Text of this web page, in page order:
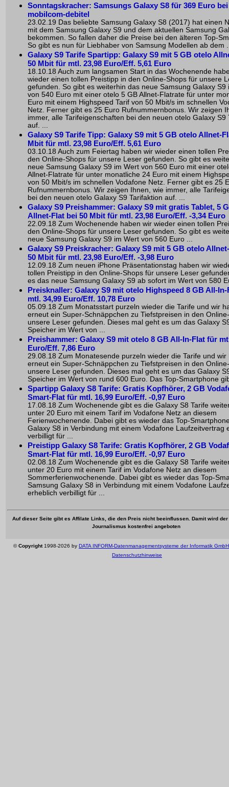
Sonntagskracher: Samsungs Galaxy S8 für 369 Euro bei
mobilcom-debitel
23.02.19 Das beliebte Samsung Galaxy S8 (2017) hat einen
mit dem Samsung Galaxy S9 und dem aktuellen Samsung
bekommen. So fallen daher die Preise bei den älteren Top-
So gibt es nun für Liebhaber von Samsung Modellen ab dem
Galaxy S9 Tarife Spartipp: Galaxy S9 mit 5 GB otelo
50 Mbit für mtl. 23,98 Euro/Eff. 5,61 Euro
18.10.18 Auch zum langsamen Start in das Wochenende
wieder einen tollen Preistipp in den Online-Shops für unsere
gefunden. So gibt es weiterhin das neue Samsung Galaxy S9
von 540 Euro mit einer otelo 5 GB Allnet-Flatrate für unter
Euro mit einem Highspeed Tarif von 50 Mbit/s im schnellen
Netz. Ferner gibt es 25 Euro Rufnummernbonus. Wir zeigen
immer, alle Tarifeigenschaften bei den neuen otelo Galaxy S9
auf. ...
Galaxy S9 Tarife Tipp: Galaxy S9 mit 5 GB otelo Allnet-
Mbit für mtl. 23,98 Euro/Eff. 5,61 Euro
03.10.18 Auch zum Feiertag haben wir wieder einen tollen
den Online-Shops für unsere Leser gefunden. So gibt es
neue Samsung Galaxy S9 im Wert von 560 Euro mit einer
Allnet-Flatrate für unter monatliche 24 Euro mit einem
von 50 Mbit/s im schnellen Vodafone Netz. Ferner gibt es 25
Rufnummernbonus. Wir zeigen Ihnen, wie immer, alle
bei den neuen otelo Galaxy S9 Tarifaktion auf. ...
Galaxy S9 Preishammer: Galaxy S9 mit gratis Tablet, 5
Allnet-Flat bei 50 Mbit für mtl. 23,98 Euro/Eff. -3,34 Euro
22.09.18 Zum Wochenende haben wir wieder einen tollen
den Online-Shops für unsere Leser gefunden. So gibt es
neue Samsung Galaxy S9 im Wert von 560 Euro ...
Galaxy S9 Preiskracher: Galaxy S9 mit 5 GB otelo
50 Mbit für mtl. 23,98 Euro/Eff. -3,98 Euro
12.09.18 Zum neuen iPhone Präsentationstag haben wir
tollen Preistipp in den Online-Shops für unsere Leser
es das neue Samsung Galaxy S9 ab sofort im Wert von 580
Preisknaller: Galaxy S9 mit otelo Highspeed 8 GB All-
mtl. 34,99 Euro/Eff. 10,78 Euro
05.09.18 Zum Monatsstart purzeln wieder die Tarife und wir
erneut ein Super-Schnäppchen zu Tiefstpreisen in den
unsere Leser gefunden. Dieses mal geht es um das Galaxy
Speicher im Wert von ...
Preishammer: Galaxy S9 mit otelo 8 GB All-In-Flat für
Euro/Eff. 7,86 Euro
29.08.18 Zum Monatesende purzeln wieder die Tarife und wir
erneut ein Super-Schnäppchen zu Tiefstpreisen in den
unsere Leser gefunden. Dieses mal geht es um das Galaxy
Speicher im Wert von rund 600 Euro. Das Top-Smartphone
Spartipp Galaxy S8 Tarife: Gratis Kopfhörer, 2 GB
Smart-Flat für mtl. 16,99 Euro/Eff. -0,97 Euro
17.08.18 Zum Wochenende gibt es die Galaxy S8 Tarife
unter 20 Euro mit einem Tarif im Vodafone Netz an diesem
Ferienwochenende. Dabei gibt es wieder das Top-
Galaxy S8 in Verbindung mit einem Vodafone Laufzeitvertrag
verbilligt für ...
Preistipp Galaxy S8 Tarife: Gratis Kopfhörer, 2 GB
Smart-Flat für mtl. 16,99 Euro/Eff. -0,97 Euro
02.08.18 Zum Wochenende gibt es die Galaxy S8 Tarife
unter 20 Euro mit einem Tarif im Vodafone Netz an diesem
Sommerferienwochenende. Dabei gibt es wieder das Top-
Samsung Galaxy S8 in Verbindung mit einem Vodafone
erheblich verbilligt für ...
Auf dieser Seite gibt es Affilate Links, die den Preis nicht beeinflussen. Damit wird
Journalismus kostenfrei angeboten
©Copyright1998-2026 by DATA INFORM-Datenmanagementsysteme der Informatik GmbH
Datenschutzhinweise